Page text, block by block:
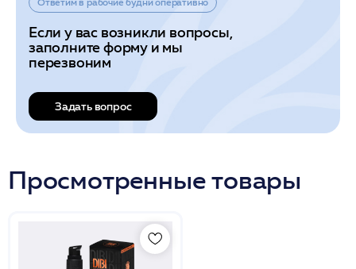
Если у вас возникли вопросы,
заполните форму и мы
перезвоним
Задать вопрос
Просмотренные товары